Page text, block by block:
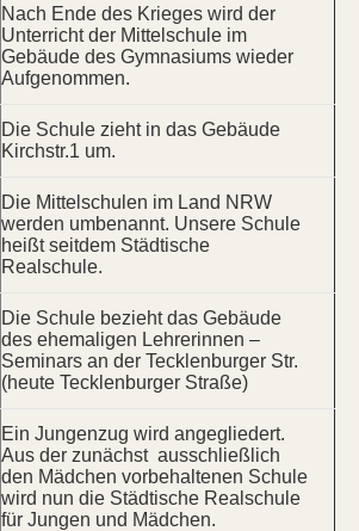
Nach Ende des Krieges wird der
Unterricht der Mittelschule im
Gebäude des Gymnasiums wieder
Aufgenommen.
Die Schule zieht in das Gebäude
Kirchstr.1 um.
Die Mittelschulen im Land NRW
werden umbenannt. Unsere Schule
heißt seitdem Städtische
Realschule.
Die Schule bezieht das Gebäude
des ehemaligen Lehrerinnen –
Seminars an der Tecklenburger Str.
(heute Tecklenburger Straße)
Ein Jungenzug wird angegliedert.
Aus der zunächst ausschließlich
den Mädchen vorbehaltenen Schule
wird nun die Städtische Realschule
für Jungen und Mädchen.